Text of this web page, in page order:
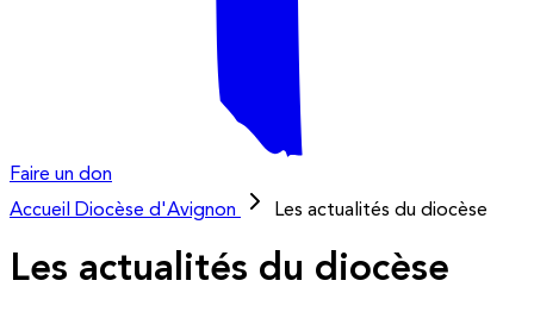
Faire un don
Accueil
Diocèse d'Avignon Les actualités du diocèse
Les actualités du diocèse